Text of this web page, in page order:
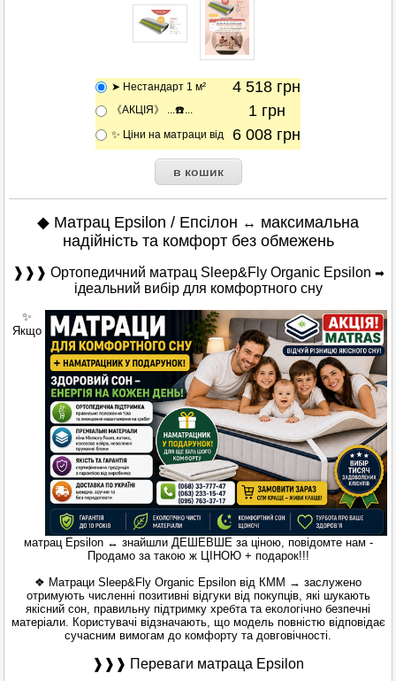
➤ Нестандарт 1 м² 4 518 грн
《АКЦІЯ》 ...☎️... 1 грн
✨ Ціни на матраци від 6 008 грн
◆ Матрац Epsilon / Епсілон ↔ максимальна
надійність та комфорт без обмежень
❱❱❱ Ортопедичний матрац Sleep&Fly Organic Epsilon ➡
ідеальний вибір для комфортного сну
✨
Якщо
матрац Epsilon ↔ знайшли ДЕШЕВШЕ за ціною, повідомте нам -
Продамо за такою ж ЦІНОЮ + подарок!!!
❖ Матраци Sleep&Fly Organic Epsilon від КММ → заслужено
отримують численні позитивні відгуки від покупців, які шукають
якісний сон, правильну підтримку хребта та екологічно безпечні
матеріали. Користувачі відзначають, що модель повністю відповідає
сучасним вимогам до комфорту та довговічності.
❱❱❱ Переваги матраца Epsilon